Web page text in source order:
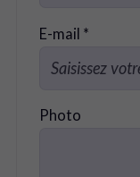
E-mail *
Photo